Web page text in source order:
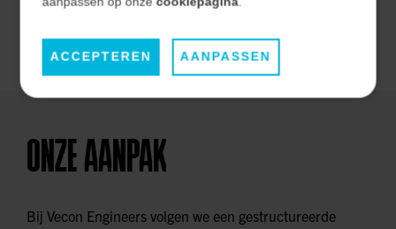
ONZE AANPAK
Bij Vecon Engineers volgen we een gestructureerde
ACCEPTEREN AANPASSEN